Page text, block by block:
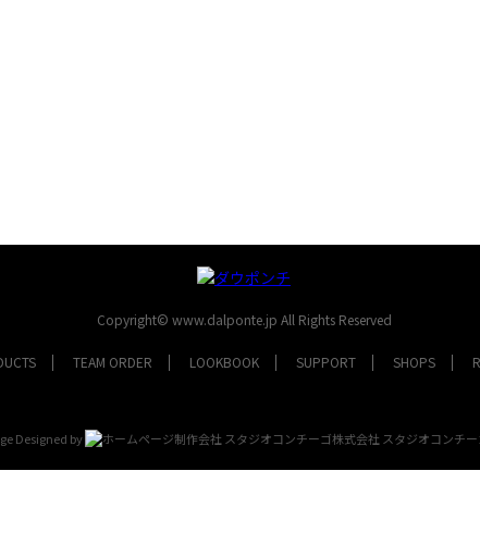
Copyright© www.dalponte.jp All Rights Reserved
TEAM ORDER LOOKBOOK SUPPORT SHOPS
Designed by スタジオコンチ